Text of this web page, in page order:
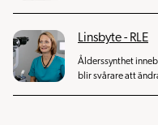
ögat för att få
Linsbyte - RLE
Ålderssynthet
blir svårare att